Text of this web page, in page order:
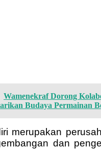
Wamenekraf Dorong
Budaya Permainan
merupakan
dan